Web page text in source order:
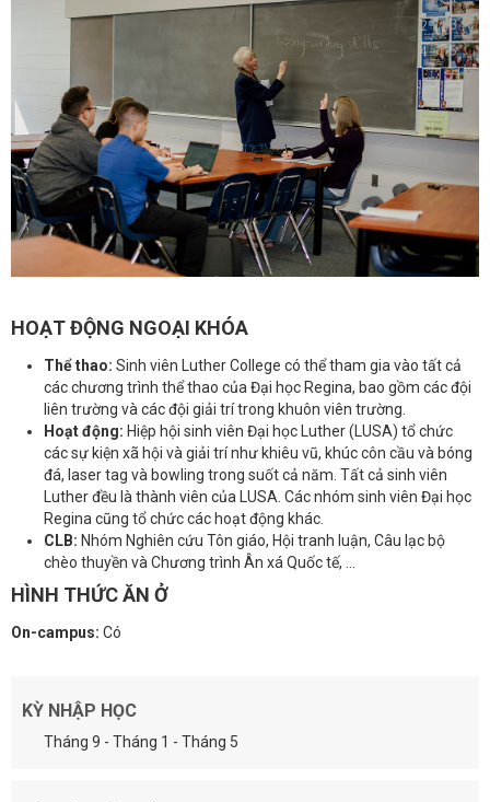
HOẠT ĐỘNG NGOẠI KHÓA
Thể thao: Sinh viên Luther College có thể tham gia vào tất cả
các chương trình thể thao của Đại học Regina, bao gồm các đội
liên trường và các đội giải trí trong khuôn viên trường.
Hoạt động: Hiệp hội sinh viên Đại học Luther (LUSA) tổ chức
các sự kiện xã hội và giải trí như khiêu vũ, khúc côn cầu và bóng
đá, laser tag và bowling trong suốt cả năm. Tất cả sinh viên
Luther đều là thành viên của LUSA. Các nhóm sinh viên Đại học
Regina cũng tổ chức các hoạt động khác.
CLB: Nhóm Nghiên cứu Tôn giáo, Hội tranh luận, Câu lạc bộ
chèo thuyền và Chương trình Ân xá Quốc tế, ...
HÌNH THỨC ĂN Ở
On-campus: Có
KỲ NHẬP HỌC
Tháng 9 - Tháng 1 - Tháng 5